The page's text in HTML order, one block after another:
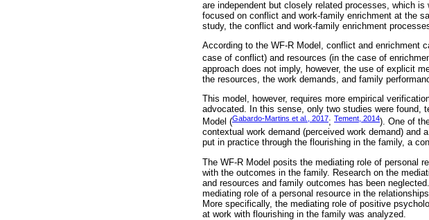
are independent but closely related processes, which
focused on conflict and work-family enrichment at the
study, the conflict and work-family enrichment
According to the WF-R Model, conflict and enrichment
case of conflict) and resources (in the case of
approach does not imply, however, the use of explicit
the resources, the work demands, and family
This model, however, requires more empirical
advocated. In this sense, only two studies were found,
Model (Gabardo-Martins et al., 2017; Tement, 2014). One of
contextual work demand (perceived work demand)
put in practice through the flourishing in the family, a
The WF-R Model posits the mediating role of personal
with the outcomes in the family. Research on the
and resources and family outcomes has been
mediating role of a personal resource in the
More specifically, the mediating role of positive
at work with flourishing in the family was analyzed.